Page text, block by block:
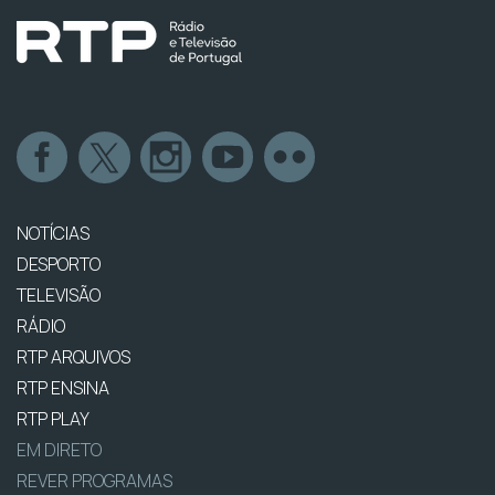
NOTÍCIAS
DESPORTO
TELEVISÃO
RÁDIO
RTP ARQUIVOS
RTP ENSINA
RTP PLAY
EM DIRETO
REVER PROGRAMAS